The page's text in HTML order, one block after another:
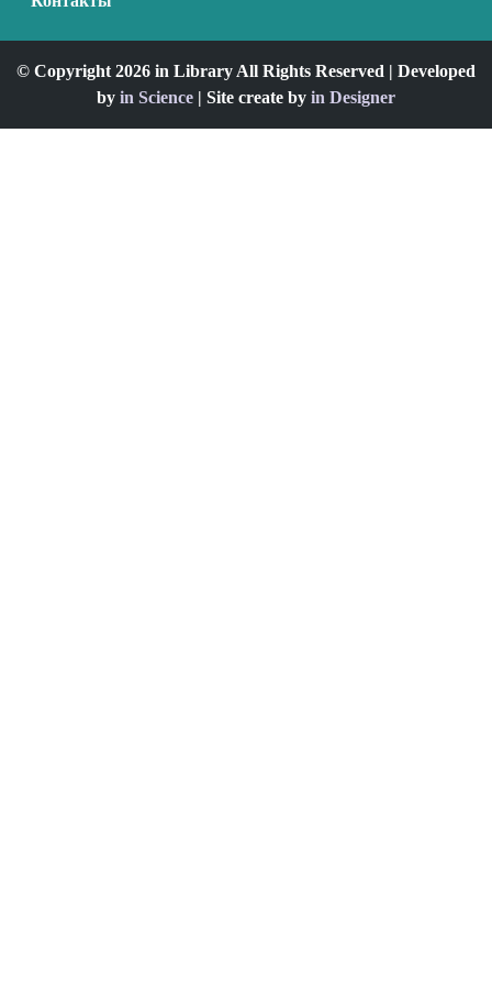
© Copyright 2026 in Library All Rights Reserved | Developed
by in Science | Site create by in Designer